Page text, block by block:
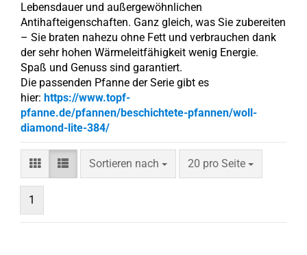
Lebensdauer und außergewöhnlichen
Antihafteigenschaften. Ganz gleich, was Sie zubereiten
– Sie braten nahezu ohne Fett und verbrauchen dank
der sehr hohen Wärmeleitfähigkeit wenig Energie.
Spaß und Genuss sind garantiert.
Die passenden Pfanne der Serie gibt es
hier: https://www.topf-
pfanne.de/pfannen/beschichtete-pfannen/woll-
diamond-lite-384/
Sortieren nach
Sortieren nach 20 pro Seite
pro Seite
1